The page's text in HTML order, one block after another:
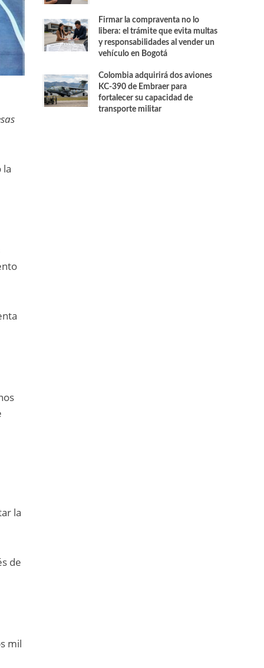
la
la
de
mil
Firmar la compraventa no lo
libera: el trámite que evita multas
y responsabilidades al vender un
vehículo en Bogotá
Colombia adquirirá dos aviones
KC-390 de Embraer para
fortalecer su capacidad de
transporte militar